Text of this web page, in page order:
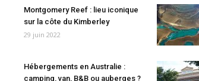
Montgomery Reef : lieu iconique
sur la côte du Kimberley
29 juin 2022
Hébergements en Australie :
camping, van, B&B ou auberges ?